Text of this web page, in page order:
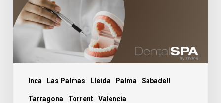
Inca Las Palmas Lleida Palma Sabadell
Tarragona Torrent Valencia
perdidas.